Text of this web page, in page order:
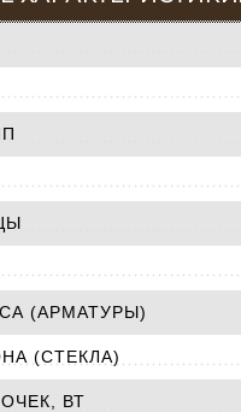
(АРМАТУРЫ)
(СТЕКЛА)
ВТ